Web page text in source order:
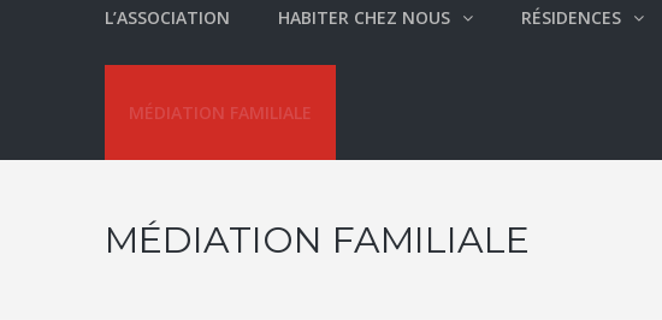
L’ASSOCIATION HABITER CHEZ NOUS RÉSIDENCES
MÉDIATION FAMILIALE
MÉDIATION FAMILIALE